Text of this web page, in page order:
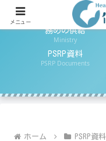
日ごとのパン
Daily Reading
務めの供給
Ministry
PSRP資料
PSRP Documents
ホーム PSRP資料
メニュー